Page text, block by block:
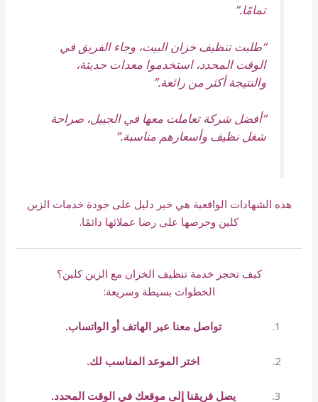
تمامًا.”
“طلبت تنظيف خزان البيت، وجاء الفريق في
الوقت المحدد، استخدموا معدات حديثة،
والنتيجة أكثر من رائعة.”
“أفضل شركة تعاملت معها في الجبيل، صراحة
شغل نظيف وأسعارهم مناسبة.”
هذه الشهادات الواقعية هي خير دليل على جودة خدمات الزين
كلين وحرصها على رضا عملائها دائمًا.
كيف تحجز خدمة تنظيف الخزان مع الزين كلين؟
الخطوات بسيطة وسريعة:
تواصل معنا عبر الهاتف أو الواتساب.
اختر الموعد المناسب لك.
يصل فريقنا إلى موقعك في الوقت المحدد.